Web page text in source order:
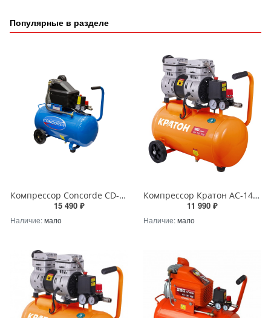
Популярные в разделе
Компрессор Concorde СD-AC190/50
15 490 ₽
Наличие:мало
Компрессор Кратон AC-140-8-OFS с прямой передачей безмасляный
11 990 ₽
Наличие:мало